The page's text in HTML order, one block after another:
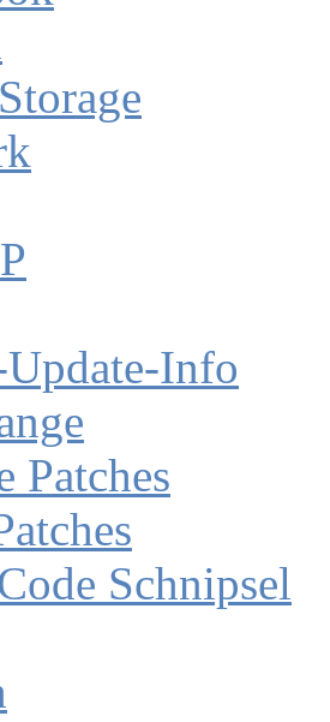
Update-Info
Patches
Schnipsel